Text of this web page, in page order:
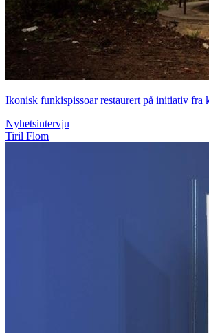
Ikonisk funkispissoar restaurert på initiativ fra
Nyhetsintervju
Tiril Flom